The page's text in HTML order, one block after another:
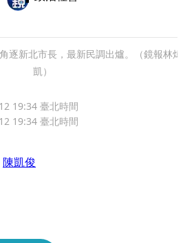
逐新北市長，最新民調出爐。（鏡報林煒
凱）
19:34 臺北時間
19:34 臺北時間
陳凱俊